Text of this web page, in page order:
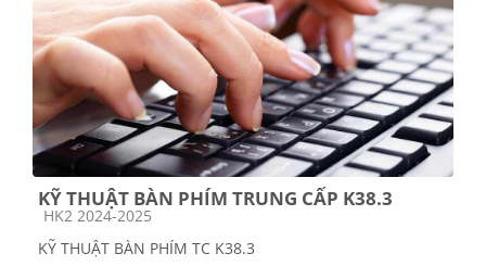
KỸ THUẬT BÀN PHÍM TRUNG CẤP K38.3
Course category
HK2 2024-2025
KỸ THUẬT BÀN PHÍM TC K38.3